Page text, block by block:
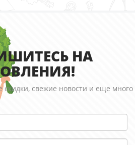
НА
свежие новости и еще много